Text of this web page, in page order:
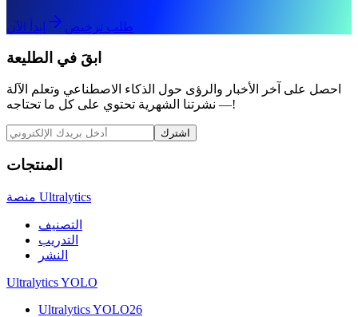
طلب ترخيص ابدأ الآن
ابقَ في الطليعة
احصل على آخر الأخبار والرؤى حول الذكاء الاصطناعي وتعلم الآلة
— نشرتنا الشهرية تحتوي على كل ما تحتاجه!
اشترك
المنتجات
منصة Ultralytics
التصنيف
التدريب
النشر
Ultralytics YOLO
Ultralytics YOLO26